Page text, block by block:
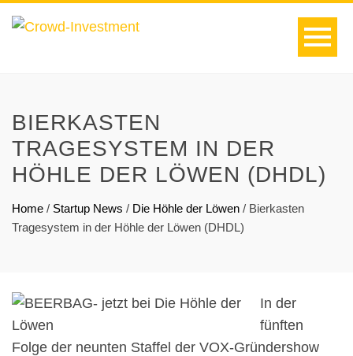
BIERKASTEN
TRAGESYSTEM IN DER
HÖHLE DER LÖWEN (DHDL)
Home / Startup News / Die Höhle der Löwen / Bierkasten
Tragesystem in der Höhle der Löwen (DHDL)
In der
fünften
Folge der neunten Staffel der VOX-Gründershow